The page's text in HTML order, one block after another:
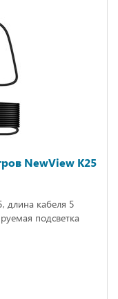
NewView K25
длина кабеля 5
подсветка